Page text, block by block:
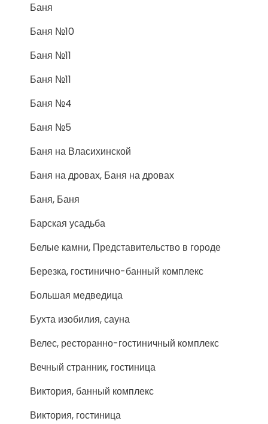
Баня
Баня №10
Баня №11
Баня №11
Баня №4
Баня №5
Баня на Власихинской
Баня на дровах, Баня на дровах
Баня, Баня
Барская усадьба
Белые камни, Представительство в городе
Березка, гостинично-банный комплекс
Большая медведица
Бухта изобилия, сауна
Велес, ресторанно-гостиничный комплекс
Вечный странник, гостиница
Виктория, банный комплекс
Виктория, гостиница